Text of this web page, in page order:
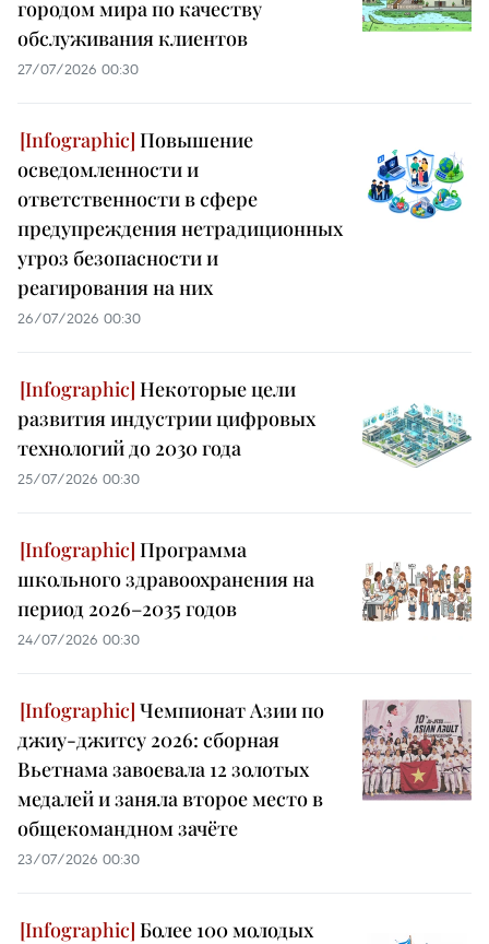
городом мира по качеству
обслуживания клиентов
27/07/2026 00:30
Повышение
осведомленности и
ответственности в сфере
предупреждения нетрадиционных
угроз безопасности и
реагирования на них
26/07/2026 00:30
Некоторые цели
развития индустрии цифровых
технологий до 2030 года
25/07/2026 00:30
Программа
школьного здравоохранения на
период 2026–2035 годов
24/07/2026 00:30
Чемпионат Азии по
джиу-джитсу 2026: сборная
Вьетнама завоевала 12 золотых
медалей и заняла второе место в
общекомандном зачёте
23/07/2026 00:30
Более 100 молодых